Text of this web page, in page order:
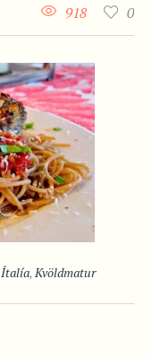
0
918
Ítalía,Kvöldmatur